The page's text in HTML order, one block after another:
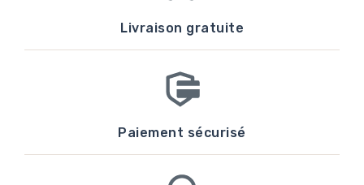
Livraison gratuite
Paiement sécurisé